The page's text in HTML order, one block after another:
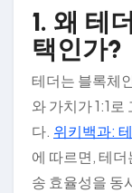
1. 왜 테
택인가?
테더는 블록체
와 가치가 1:1
다. 위키백과:
에 따르면, 테
송 효율성을 동